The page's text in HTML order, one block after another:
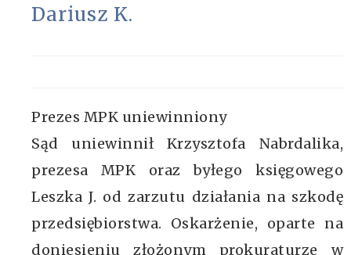
Dariusz K.
Prezes MPK uniewinniony
Sąd uniewinnił Krzysztofa Nabrdalika,
prezesa MPK oraz byłego księgowego
Leszka J. od zarzutu działania na szkodę
przedsiębiorstwa. Oskarżenie, oparte na
doniesieniu złożonym prokuraturze w